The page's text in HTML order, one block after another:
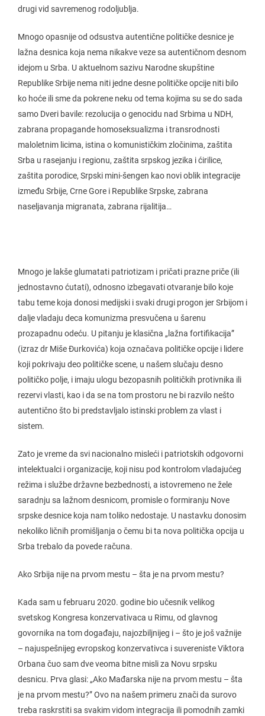
drugi vid savremenog rodoljublja.
Mnogo opasnije od odsustva autentične političke desnice je
lažna desnica koja nema nikakve veze sa autentičnom desnom
idejom u Srba. U aktuelnom sazivu Narodne skupštine
Republike Srbije nema niti jedne desne političke opcije niti bilo
ko hoće ili sme da pokrene neku od tema kojima su se do sada
samo Dveri bavile: rezolucija o genocidu nad Srbima u NDH,
zabrana propagande homoseksualizma i transrodnosti
maloletnim licima, istina o komunističkim zločinima, zaštita
Srba u rasejanju i regionu, zaštita srpskog jezika i ćirilice,
zaštita porodice, Srpski mini-šengen kao novi oblik integracije
između Srbije, Crne Gore i Republike Srpske, zabrana
naseljavanja migranata, zabrana rijalitija…
Mnogo je lakše glumatati patriotizam i pričati prazne priče (ili
jednostavno ćutati), odnosno izbegavati otvaranje bilo koje
tabu teme koja donosi medijski i svaki drugi progon jer Srbijom i
dalje vladaju deca komunizma presvučena u šarenu
prozapadnu odeću. U pitanju je klasična „lažna fortifikacija”
(izraz dr Miše Đurkovića) koja označava političke opcije i lidere
koji pokrivaju deo političke scene, u našem slučaju desno
političko polje, i imaju ulogu bezopasnih političkih protivnika ili
rezervi vlasti, kao i da se na tom prostoru ne bi razvilo nešto
autentično što bi predstavljalo istinski problem za vlast i
sistem.
Zato je vreme da svi nacionalno misleći i patriotskih odgovorni
intelektualci i organizacije, koji nisu pod kontrolom vladajućeg
režima i službe državne bezbednosti, a istovremeno ne žele
saradnju sa lažnom desnicom, promisle o formiranju Nove
srpske desnice koja nam toliko nedostaje. U nastavku donosim
nekoliko ličnih promišljanja o čemu bi ta nova politička opcija u
Srba trebalo da povede računa.
Ako Srbija nije na prvom mestu – šta je na prvom mestu?
Kada sam u februaru 2020. godine bio učesnik velikog
svetskog Kongresa konzervativaca u Rimu, od glavnog
govornika na tom događaju, najozbiljnijeg i – što je još važnije
– najuspešnijeg evropskog konzervativca i suvereniste Viktora
Orbana čuo sam dve veoma bitne misli za Novu srpsku
desnicu. Prva glasi: „Ako Mađarska nije na prvom mestu – šta
je na prvom mestu?” Ovo na našem primeru znači da surovo
treba raskrstiti sa svakim vidom integracija ili pomodnih zamki